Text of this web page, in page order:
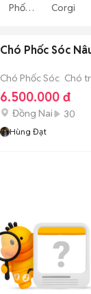
Phốc
Corgi
Chó Phốc Sóc
Chó Phốc Sóc Chó
6.500.000 đ
Đồng Nai 30
Hùng Đạt